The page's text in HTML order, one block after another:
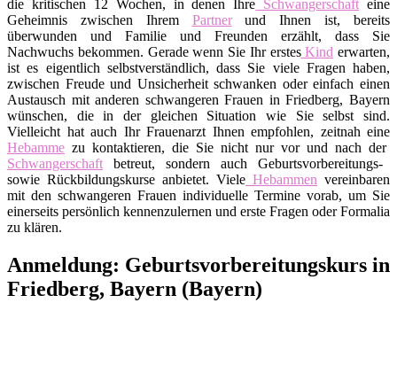
die kritischen 12 Wochen, in denen Ihre Schwangerschaft eine
Geheimnis zwischen Ihrem Partnerund Ihnen ist, bereits
überwunden und Familie und Freunden erzählt, dass Sie
Nachwuchs bekommen. Gerade wenn Sie Ihr erstesKind erwarten,
ist es eigentlich selbstverständlich, dass Sie viele Fragen haben,
zwischen Freude und Unsicherheit schwanken oder einfach einen
Austausch mit anderen schwangeren Frauen in Friedberg, Bayern
wünschen, die in der gleichen Situation wie Sie selbst sind.
Vielleicht hat auch Ihr Frauenarzt Ihnen empfohlen, zeitnah eine
Hebamme zu kontaktieren, die Sie nicht nur vor und nach der
Schwangerschaft betreut, sondern auch Geburtsvorbereitungs-
sowie Rückbildungskurse anbietet. Viele Hebammen vereinbaren
mit den schwangeren Frauen individuelle Termine vorab, um Sie
einerseits persönlich kennenzulernen und erste Fragen oder Formalia
zu klären.
Anmeldung: Geburtsvorbereitungskurs in
Friedberg, Bayern (Bayern)